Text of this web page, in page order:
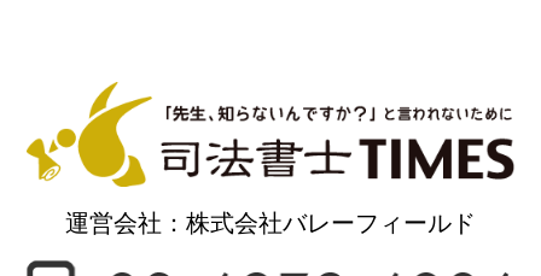
運営会社：株式会社バレーフィールド